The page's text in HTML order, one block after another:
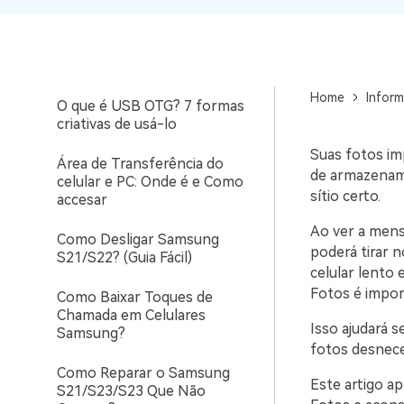
O que é USB OTG? 7 formas
criativas de usá-lo
Área de Transferência do
celular e PC: Onde é e Como
accesar
Como Desligar Samsung
S21/S22? (Guia Fácil)
Como Baixar Toques de
Chamada em Celulares
Samsung?
Como Reparar o Samsung
S21/S23/S23 Que Não
Home
Suas fotos
de
sítio certo.
Ao ver a
poderá tirar
celular lento
Fotos é
Isso ajudará
fotos
Este artigo